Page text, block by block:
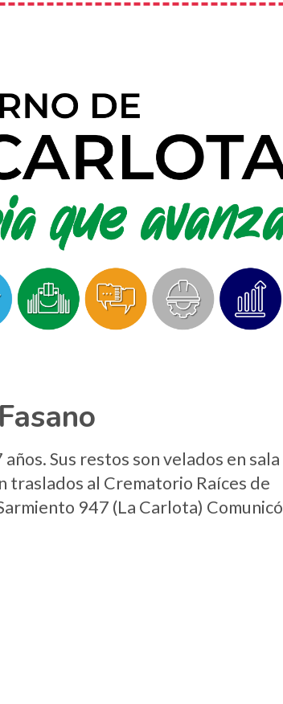
Sus restos son velados en sala
traslados al Crematorio Raíces de
947 (La Carlota) Comunicó